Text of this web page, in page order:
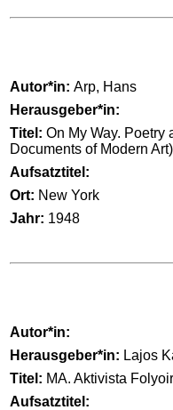
Autor*in: Arp, Hans
Herausgeber*in:
Titel: On My Way. Poetry
Documents of Modern Art)
Aufsatztitel:
Ort: New York
Jahr: 1948
Autor*in:
Herausgeber*in: Lajos
Titel: MA. Aktivista
Aufsatztitel: